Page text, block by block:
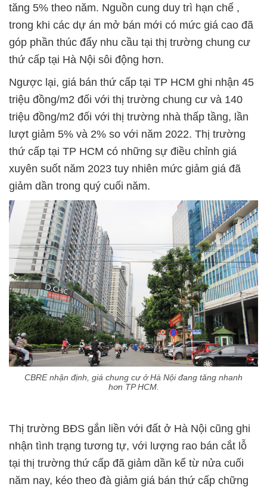
tăng 5% theo năm. Nguồn cung duy trì hạn chế ,
trong khi các dự án mở bán mới có mức giá cao đã
góp phần thúc đẩy nhu cầu tại thị trường chung cư
thứ cấp tại Hà Nội sôi động hơn.
Ngược lại, giá bán thứ cấp tại TP HCM ghi nhận 45
triệu đồng/m2 đối với thị trường chung cư và 140
triệu đồng/m2 đối với thị trường nhà thấp tầng, lần
lượt giảm 5% và 2% so với năm 2022. Thị trường
thứ cấp tại TP HCM có những sự điều chỉnh giá
xuyên suốt năm 2023 tuy nhiên mức giảm giá đã
giảm dần trong quý cuối năm.
CBRE nhận định, giá chung cư ở Hà Nội đang tăng nhanh
hơn TP HCM.
Thị trường BĐS gắn liền với đất ở Hà Nội cũng ghi
nhận tình trạng tương tự, với lượng rao bán cắt lỗ
tại thị trường thứ cấp đã giảm dần kể từ nửa cuối
năm nay, kéo theo đà giảm giá bán thứ cấp chững